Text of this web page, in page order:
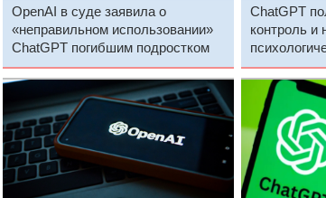
OpenAI в суде заявила о
«неправильном использовании»
ChatGPT погибшим подростком
ChatGPT
контроль и